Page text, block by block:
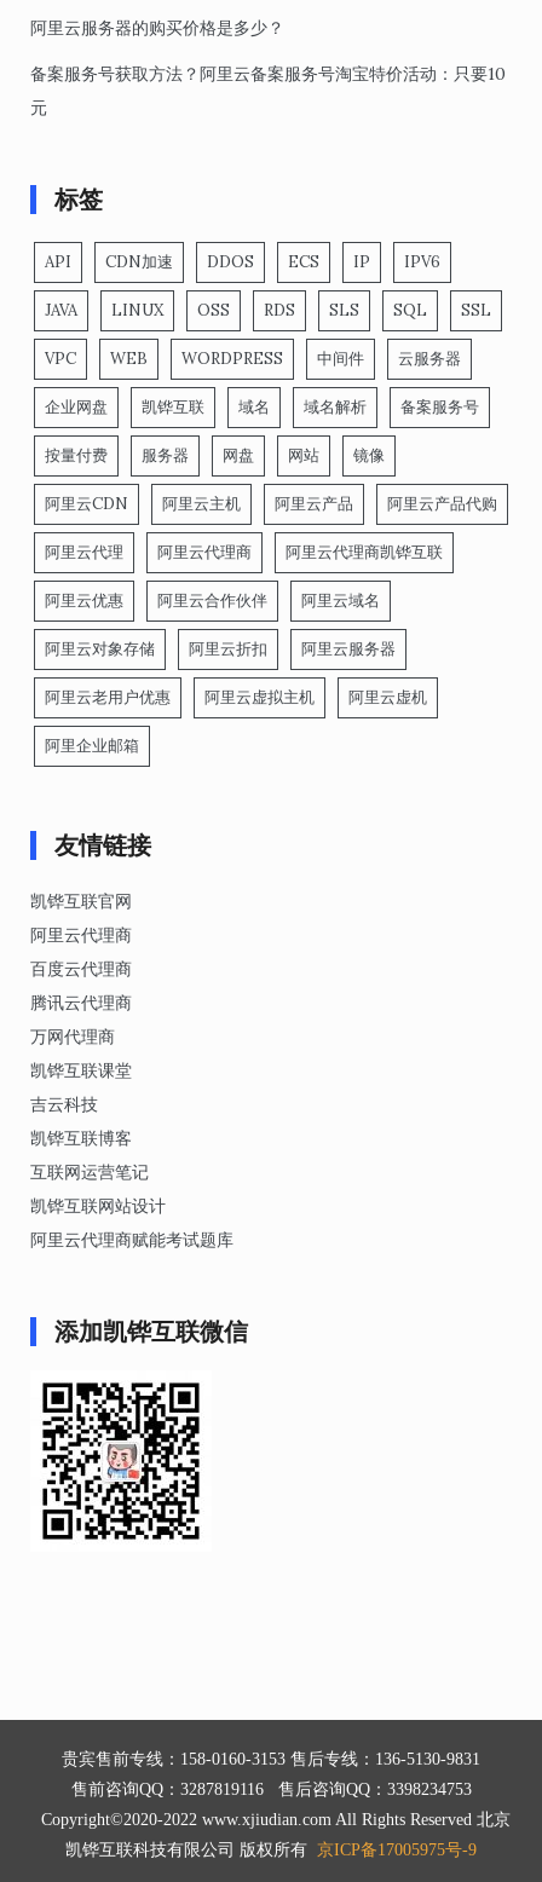
阿里云服务器的购买价格是多少？
备案服务号获取方法？阿里云备案服务号淘宝特价活动：只要10
元
标签
API CDN加速 DDOS ECS IP IPV6
JAVA LINUX OSS RDS SLS SQL SSL
VPC WEB WORDPRESS 中间件 云服务器
企业网盘 凯铧互联 域名 域名解析 备案服务号
按量付费 服务器 网盘 网站 镜像
阿里云CDN 阿里云主机 阿里云产品 阿里云产品代购
阿里云代理 阿里云代理商 阿里云代理商凯铧互联
阿里云优惠 阿里云合作伙伴 阿里云域名
阿里云对象存储 阿里云折扣 阿里云服务器
阿里云老用户优惠 阿里云虚拟主机 阿里云虚机
阿里企业邮箱
友情链接
凯铧互联官网
阿里云代理商
百度云代理商
腾讯云代理商
万网代理商
凯铧互联课堂
吉云科技
凯铧互联博客
互联网运营笔记
凯铧互联网站设计
阿里云代理商赋能考试题库
添加凯铧互联微信
贵宾售前专线：158-0160-3153 售后专线：136-5130-9831
售前咨询QQ：3287819116 售后咨询QQ：3398234753
Copyright©2020-2022 www.xjiudian.com All Rights Reserved 北京
凯铧互联科技有限公司 版权所有 京ICP备17005975号-9